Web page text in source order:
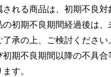
される商品は、初期不良
の初期不良期間経過後は
承の上、ご検討ください
初期不良期間以降の不具
す。